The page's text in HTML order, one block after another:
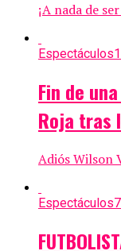
¡A nada de
Espectáculos
Fin de
Roja tras
Adiós Wilson
Espectáculos